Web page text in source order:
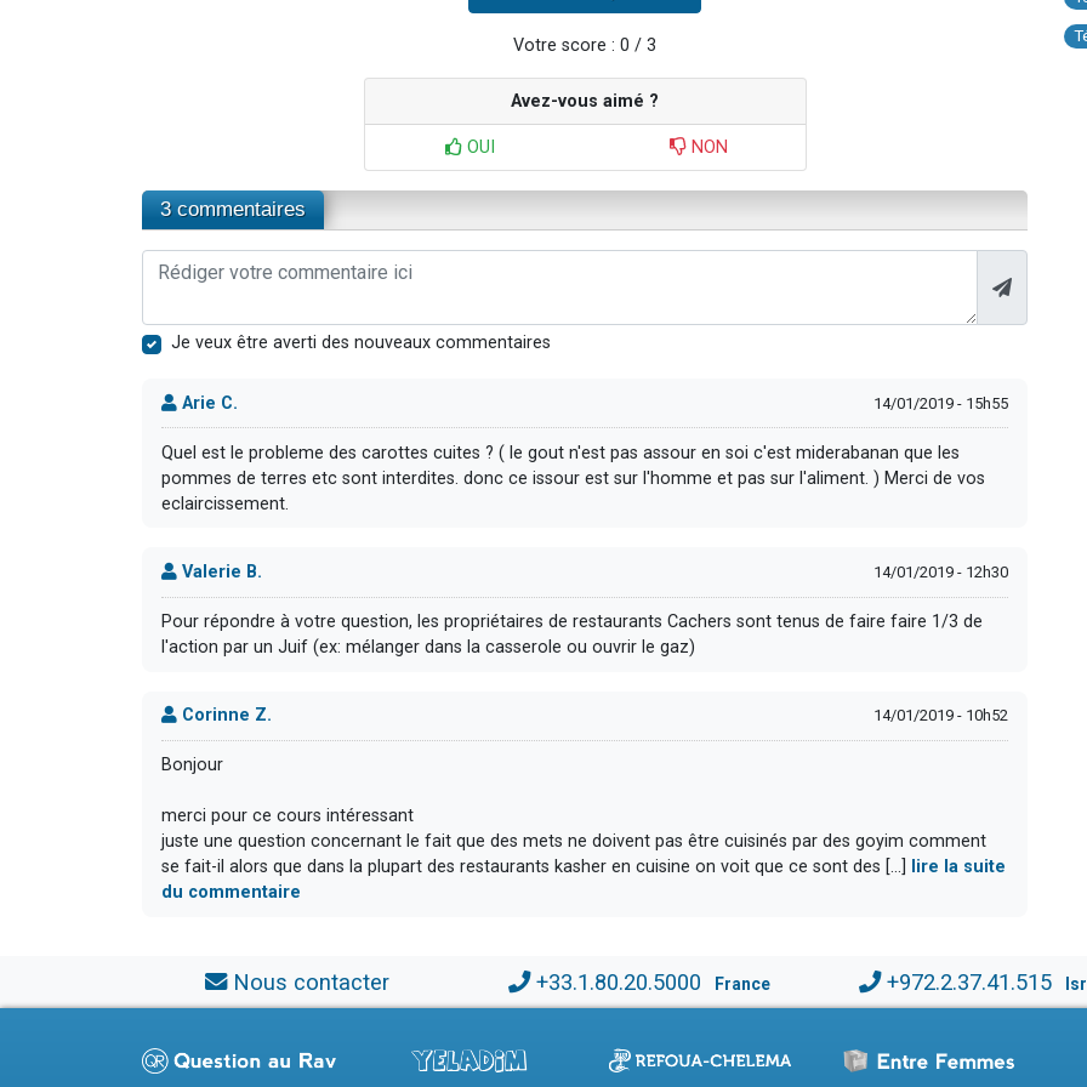
Votre score : 0 / 3
Avez-vous aimé ?
OUI NON
3 commentaires
Je veux être averti des nouveaux commentaires
Arie C. 14/01/2019 - 15h55
Quel est le probleme des carottes cuites ? ( le gout n'est pas assour en soi c'est miderabanan que les
pommes de terres etc sont interdites. donc ce issour est sur l'homme et pas sur l'aliment. ) Merci de vos
eclaircissement.
Valerie B. 14/01/2019 - 12h30
Pour répondre à votre question, les propriétaires de restaurants Cachers sont tenus de faire faire 1/3 de
l'action par un Juif (ex: mélanger dans la casserole ou ouvrir le gaz)
Corinne Z. 14/01/2019 - 10h52
Bonjour
merci pour ce cours intéressant
juste une question concernant le fait que des mets ne doivent pas être cuisinés par des goyim comment
se fait-il alors que dans la plupart des restaurants kasher en cuisine on voit que ce sont des [...] lire la suite
du commentaire
Nous contacter +33.1.80.20.5000 France +972.2.37.41.515